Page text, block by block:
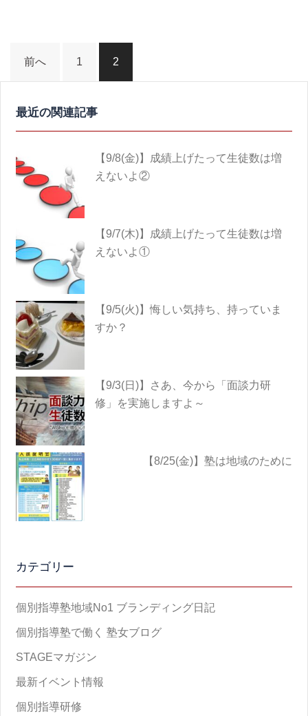
稿
ビ
ゲ
シ
ョ
前へ 1 2
【9/8(金)】成績上げたって生徒数は増
えないよ②
【9/7(木)】成績上げたって生徒数は増
えないよ①
【9/5(火)】悔しい気持ち、持っていま
すか？
【9/3(日)】さあ、今から「面談力研
修」を実施しますよ～
【8/25(金)】塾は地域のために
カテゴリー
個別指導塾地域No1 ブランディング日記
個別指導塾で働く 塾女ブログ
STAGEマガジン
最新イベント情報
個別指導研修